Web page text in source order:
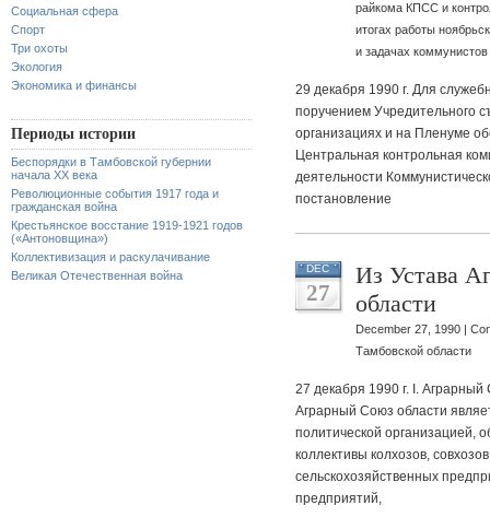
Социальная сфера
Спорт
Три охоты
Экология
Экономика и финансы
Периоды истории
Беспорядки в Тамбовской губернии
начала XX века
Революционные события 1917 года и
гражданская война
Крестьянское восстание 1919-1921 годов
(«Антоновщина»)
Коллективизация и раскулачивание
Великая Отечественная война
райкома КПСС и
итогах работы
и задачах
29 декабря 1990 г. Для
поручением Учредительного
организациях и на Пленуме
Центральная контрольная
деятельности
постановление
DEC
27
Из Устава
области
December 27, 1990 |
Тамбовской области
27 декабря 1990 г. I.
Аграрный Союз области
политической организацией,
коллективы колхозов,
сельскохозяйственных
предприятий,